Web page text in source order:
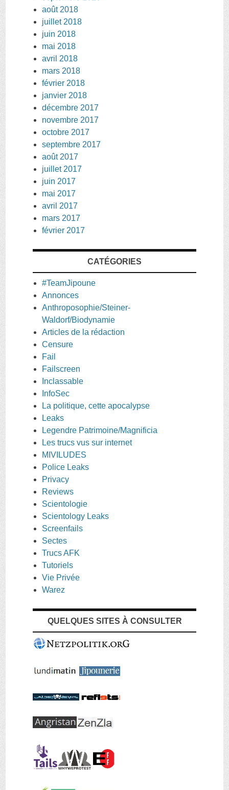
août 2018
juillet 2018
juin 2018
mai 2018
avril 2018
mars 2018
février 2018
janvier 2018
décembre 2017
novembre 2017
octobre 2017
septembre 2017
août 2017
juillet 2017
juin 2017
mai 2017
avril 2017
mars 2017
février 2017
CATÉGORIES
#TeamJipoune
Annonces
Anthroposophie/Steiner-
Waldorf/Biodynamie
Articles de la rédaction
Censure
Fail
Failscreen
Inclassable
InfoSec
La politique, cette apocalypse
Leaks
Legendre Patrimoine/Magnificia
Les trucs vus sur internet
MIVILUDES
Police Leaks
Privacy
Reviews
Scientologie
Scientology Leaks
Screenfails
Sectes
Trucs AFK
Tutoriels
Vie Privée
Warez
QUELQUES SITES À CONSULTER